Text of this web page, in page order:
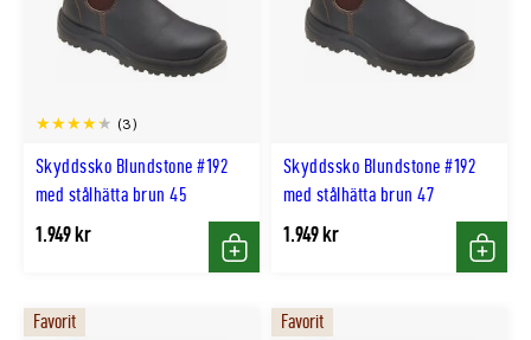
Skyddssko Blundstone #192
med stålhätta brun 45
(3)
1.949 kr
Köp
Skyddssko Blundstone #192
med stålhätta brun 47
1.949 kr
Köp
Favorit Favorit